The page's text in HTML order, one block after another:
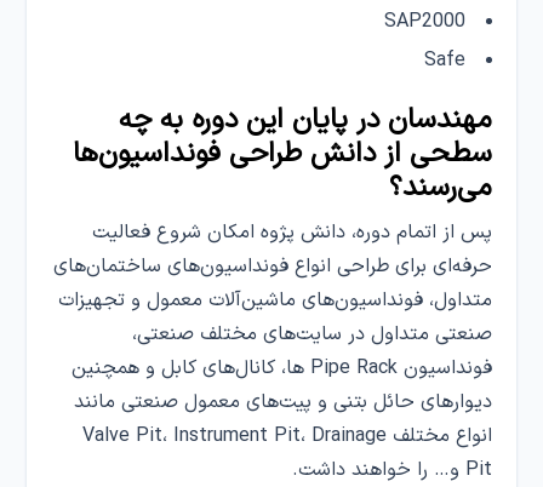
SAP2000
Safe
مهندسان در پایان این دوره به چه
سطحی از دانش طراحی فونداسیون‌ها
می‌رسند؟
پس از اتمام دوره، دانش پژوه امکان شروع فعالیت
حرفه‌ای برای طراحی انواع فونداسیون‌های ساختمان‌های
متداول، فونداسیون‌های ماشین‌آلات معمول و تجهیزات
صنعتی متداول در سایت‌های مختلف صنعتی،
فونداسیون Pipe Rack ها، کانال‌های کابل و همچنین
دیوارهای حائل بتنی و پیت‌های معمول صنعتی مانند
انواع مختلف Valve Pit، Instrument Pit، Drainage
Pit و… را خواهند داشت.